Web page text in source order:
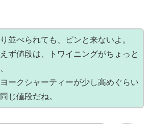
並べられても、ピンと来ないよ。
ず値段は、トワイニングがちょっと
ークシャーティーが少し高めぐらい
じ値段だね。